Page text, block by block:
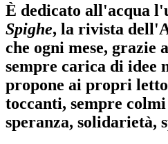
È dedicato all'acqua
Spighe, la rivista
che ogni mese, grazie
sempre carica di idee
propone ai propri
toccanti, sempre
speranza, solidarietà,